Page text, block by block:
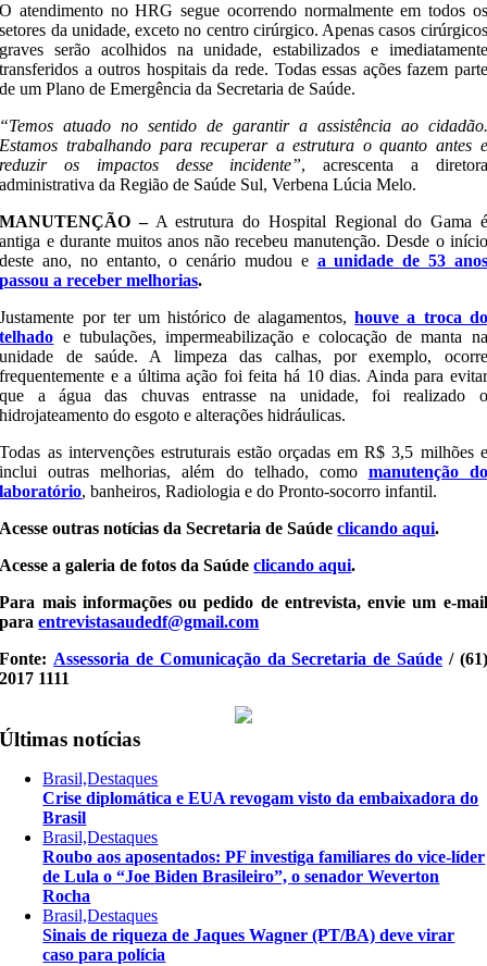
O atendimento no HRG segue ocorrendo normalmente em todos os
setores da unidade, exceto no centro cirúrgico. Apenas casos cirúrgicos
graves serão acolhidos na unidade, estabilizados e imediatamente
transferidos a outros hospitais da rede. Todas essas ações fazem parte
de um Plano de Emergência da Secretaria de Saúde.
“Temos atuado no sentido de garantir a assistência ao cidadão.
Estamos trabalhando para recuperar a estrutura o quanto antes e
reduzir os impactos desse incidente”, acrescenta a diretora
administrativa da Região de Saúde Sul, Verbena Lúcia Melo.
MANUTENÇÃO –A estrutura do Hospital Regional do Gama é
antiga e durante muitos anos não recebeu manutenção. Desde o início
deste ano, no entanto, o cenário mudou e a unidade de 53 anos
passou a receber melhorias.
Justamente por ter um histórico de alagamentos,houve a troca do
telhado e tubulações, impermeabilização e colocação de manta na
unidade de saúde. A limpeza das calhas, por exemplo, ocorre
frequentemente e a última ação foi feita há 10 dias. Ainda para evitar
que a água das chuvas entrasse na unidade, foi realizado o
hidrojateamento do esgoto e alterações hidráulicas.
Todas as intervenções estruturais estão orçadas em R$ 3,5 milhões e
inclui outras melhorias, além do telhado, como manutenção do
laboratório, banheiros, Radiologia e do Pronto-socorro infantil.
Acesse outras notícias da Secretaria de Saúdeclicando aqui.
Acesse a galeria de fotos da Saúdeclicando aqui.
Para mais informações ou pedido de entrevista, envie um e-mail
paraentrevistasaudedf@gmail.com
Fonte: Assessoria de Comunicação da Secretaria de Saúde / (61)
2017 1111
Últimas notícias
Brasil,Destaques
Crise diplomática e EUA revogam visto da embaixadora do
Brasil
Brasil,Destaques
Roubo aos aposentados: PF investiga familiares do vice-líder
de Lula o “Joe Biden Brasileiro”, o senador Weverton
Rocha
Brasil,Destaques
Sinais de riqueza de Jaques Wagner (PT/BA) deve virar
caso para polícia